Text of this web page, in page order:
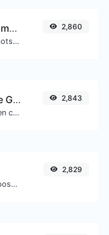
Convertisseur de nombres en mots
Convertir un nombre en mots écrits, épelés.
2,860
Vérificateur de cache Google
Vérifiez si l'URL est mise en cache ou non par Google.
2,843
Obtenez tous les détails possibles sur un nom de domaine.
2,829